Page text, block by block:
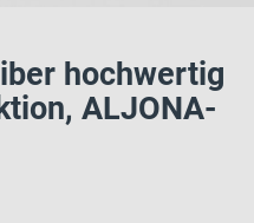
hochwertig
ALJONA-